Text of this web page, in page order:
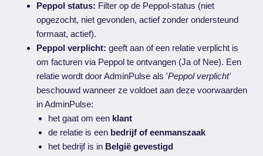
Peppol status: Filter op de Peppol-status (niet
opgezocht, niet gevonden, actief zonder ondersteund
formaat, actief).
Peppol verplicht: geeft aan of een relatie verplicht is
om facturen via Peppol te ontvangen (Ja of Nee). Een
relatie wordt door AdminPulse als 'Peppol verplicht'
beschouwd wanneer ze voldoet aan deze voorwaarden
in AdminPulse:
het gaat om een klant
de relatie is een bedrijf of eenmanszaak
het bedrijf is in België gevestigd